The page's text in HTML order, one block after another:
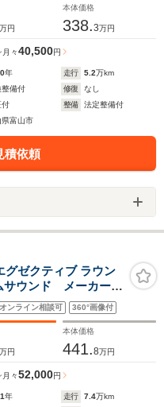
万円
本体価格
338.3万円
月々40,500円
年 走行 5.2万km
整備付 修復
なし
付 整備
法定整備付
県富山市
積依頼
ゼクティブ ラウン
サウンド メーカー
パノラミックビュ
後 デジタルインナ
レーション 三眼
オンライン相談可 360°画像付
万円
本体価格
441.8万円
月々52,000円
年 走行 7.4万km